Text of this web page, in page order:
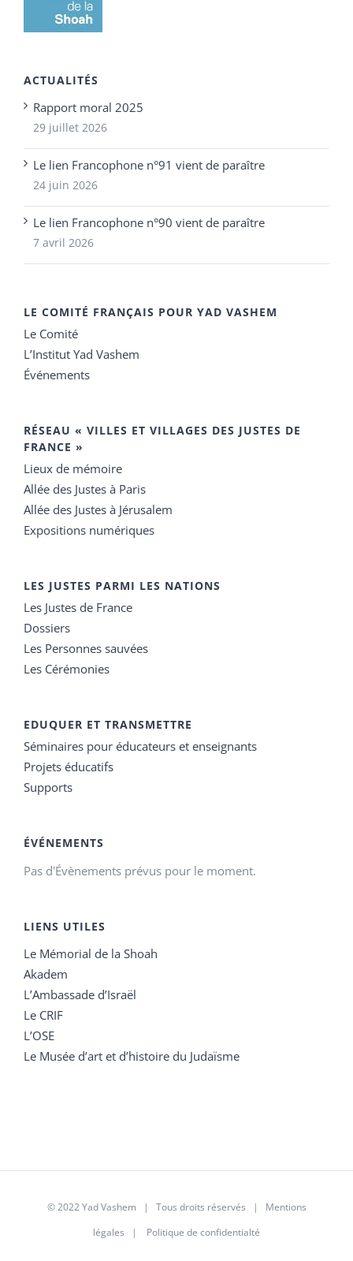
ACTUALITÉS
Rapport moral 2025
29 juillet 2026
Le lien Francophone n°91 vient de paraître
24 juin 2026
Le lien Francophone n°90 vient de paraître
7 avril 2026
LE COMITÉ FRANÇAIS POUR YAD VASHEM
Le Comité
L’Institut Yad Vashem
Événements
RÉSEAU « VILLES ET VILLAGES DES JUSTES DE
FRANCE »
Lieux de mémoire
Allée des Justes à Paris
Allée des Justes à Jérusalem
Expositions numériques
LES JUSTES PARMI LES NATIONS
Les Justes de France
Dossiers
Les Personnes sauvées
Les Cérémonies
EDUQUER ET TRANSMETTRE
Séminaires pour éducateurs et enseignants
Projets éducatifs
Supports
ÉVÉNEMENTS
Pas d'Évènements prévus pour le moment.
LIENS UTILES
Le Mémorial de la Shoah
Akadem
L’Ambassade d’Israël
Le CRIF
L’OSE
Le Musée d’art et d’histoire du Judaïsme
© 2022 Yad Vashem | Tous droits réservés | Mentions
légales | Politique de confidentialté